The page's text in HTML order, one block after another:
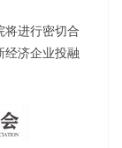
将进行密切合
经济企业投融